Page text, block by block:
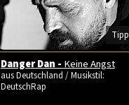
Tipp
Danger Dan - Keine Angst
aus Deutschland / Musikstil:
DeutschRap